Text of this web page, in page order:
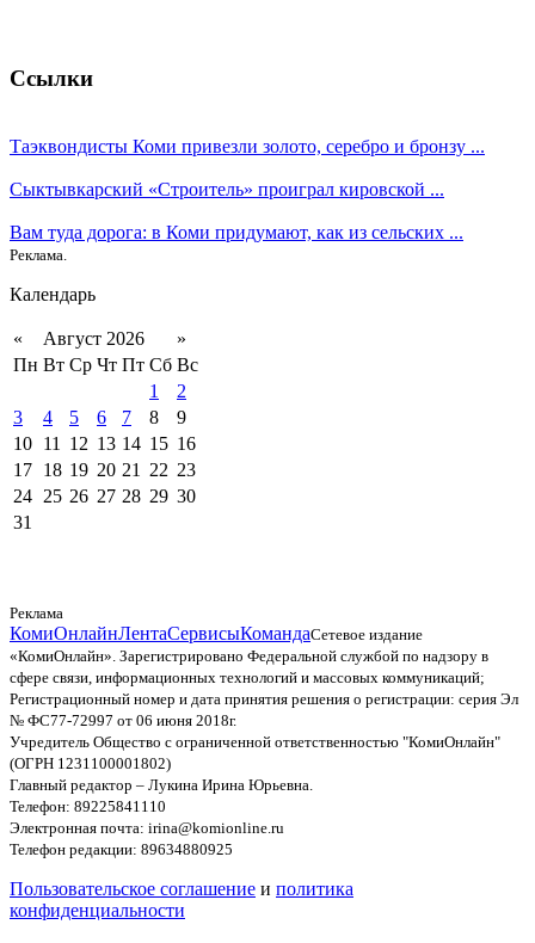
Ссылки
Таэквондисты Коми привезли золото, серебро и бронзу ...
Сыктывкарский «Строитель» проиграл кировской ...
Вам туда дорога: в Коми придумают, как из сельских ...
Реклама.
Календарь
« Август 2026
»
Пн Вт Ср Чт Пт Сб Вс
1
2
3
4 5 6 7 8
9
10 11 12 13 14 15 16
17 18 19 20 21 22 23
24 25 26 27 28 29 30
31
Реклама
КомиОнлайнЛентаСервисыКомандаСетевое издание
«КомиОнлайн». Зарегистрировано Федеральной службой по надзору в
сфере связи, информационных технологий и массовых коммуникаций;
Регистрационный номер и дата принятия решения о регистрации: серия Эл
№ ФС77-72997 от 06 июня 2018г.
Учредитель Общество с ограниченной ответственностью "КомиОнлайн"
(ОГРН 1231100001802)
Главный редактор – Лукина Ирина Юрьевна.
Телефон: 89225841110
Электронная почта: irina@komionline.ru
Телефон редакции: 89634880925
Пользовательское соглашение и политика
конфиденциальности